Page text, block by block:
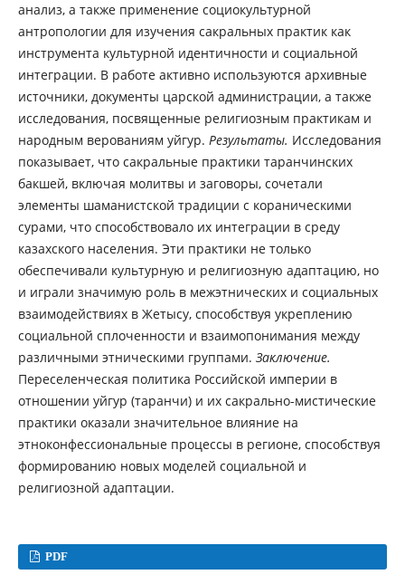
анализ, а также применение социокультурной
антропологии для изучения сакральных практик как
инструмента культурной идентичности и социальной
интеграции. В работе активно используются архивные
источники, документы царской администрации, а также
исследования, посвященные религиозным практикам и
народным верованиям уйгур. Результаты. Исследования
показывает, что сакральные практики таранчинских
бакшей, включая молитвы и заговоры, сочетали
элементы шаманистской традиции с кораническими
сурами, что способствовало их интеграции в среду
казахского населения. Эти практики не только
обеспечивали культурную и религиозную адаптацию, но
и играли значимую роль в межэтнических и социальных
взаимодействиях в Жетысу, способствуя укреплению
социальной сплоченности и взаимопонимания между
различными этническими группами. Заключение.
Переселенческая политика Российской империи в
отношении уйгур (таранчи) и их сакрально-мистические
практики оказали значительное влияние на
этноконфессиональные процессы в регионе, способствуя
формированию новых моделей социальной и
религиозной адаптации.
PDF